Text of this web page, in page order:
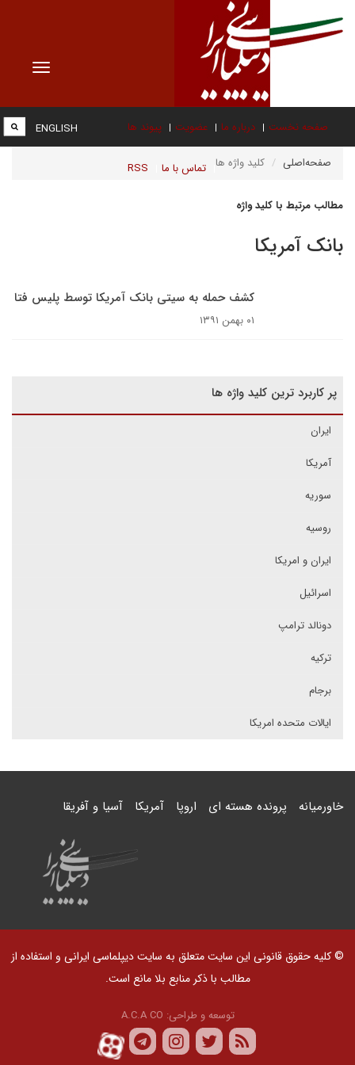
Toggle
صفحه نخست درباره ما عضویت پیوند ها
تماس با ما RSS
ENGLISH
صفحه‌اصلی کلید واژه ها
مطالب مرتبط با کلید واژه
بانک آمریکا
کشف حمله به سیتی بانک آمریکا توسط پلیس فتا
۰۱ بهمن ۱۳۹۱
پر کاربرد ترین کلید واژه ها
ایران
آمریکا
سوریه
روسیه
ایران و امریکا
اسرائیل
دونالد ترامپ
ترکیه
برجام
ایالات متحده امریکا
خاورمیانه پرونده هسته ای اروپا آمریکا آسیا و آفریقا
© کلیه حقوق قانونی این سایت متعلق به سایت دیپلماسی ایرانی و استفاده از
مطالب با ذکر منابع بلا مانع است.
توسعه و طراحی: A.C.A CO